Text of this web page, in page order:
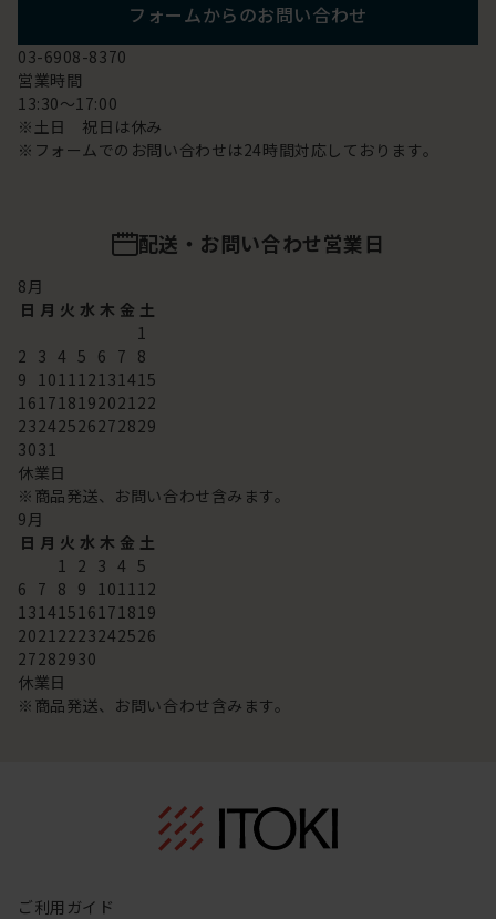
フォームからのお問い合わせ
03-6908-8370
営業時間
13:30～17:00
※土日 祝日は休み
※フォームでのお問い合わせは24時間対応しております。
配送・お問い合わせ営業日
8月
日 月 火 水 木 金 土
1
2 3 4 5 6 7 8
9 101112131415
16171819202122
23242526272829
3031
休業日
※商品発送、お問い合わせ含みます。
9月
日 月 火 水 木 金 土
1 2 3 4 5
6 7 8 9 101112
13141516171819
20212223242526
27282930
休業日
※商品発送、お問い合わせ含みます。
ご利用ガイド